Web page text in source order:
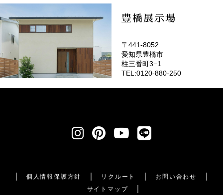
豊橋展示場
〒441-8052
愛知県豊橋市
柱三番町3−1
TEL:0120-880-250
個人情報保護方針 リクルート
お問い合わせ
サイトマップ